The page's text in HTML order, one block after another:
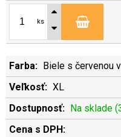
ks
Biele s červenou
XL
Na sklade